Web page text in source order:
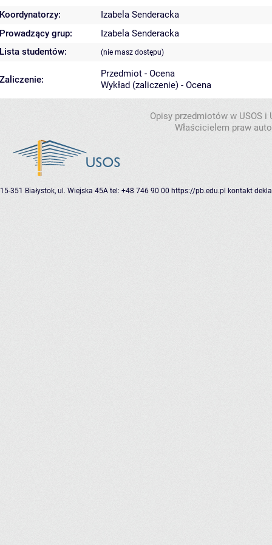
Koordynatorzy:
Izabela Senderacka
Prowadzący grup:
Izabela Senderacka
Lista studentów:
(nie masz dostępu)
Zaliczenie:
Przedmiot - Ocena
Wykład (zaliczenie) - Ocena
Opisy przedmiotów w USOS
Właścicielem praw
15-351 Białystok, ul. Wiejska 45A tel: +48 746 90 00 https://pb.edu.pl kontakt